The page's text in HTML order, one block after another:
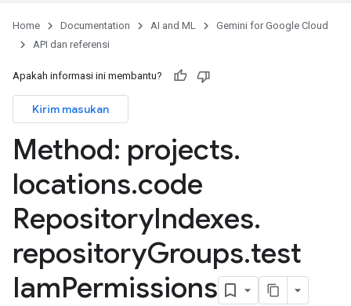
Home Documentation AI and ML
Gemini for Google Cloud
API dan referensi
Apakah informasi ini membantu?
Kirim masukan
Method: projects.
locations.code
RepositoryIndexes.
repositoryGroups.test
IamPermissions